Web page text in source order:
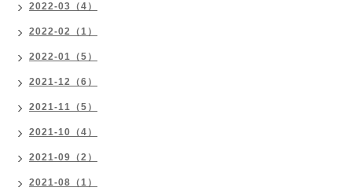
2022-03（4）
2022-02（1）
2022-01（5）
2021-12（6）
2021-11（5）
2021-10（4）
2021-09（2）
2021-08（1）